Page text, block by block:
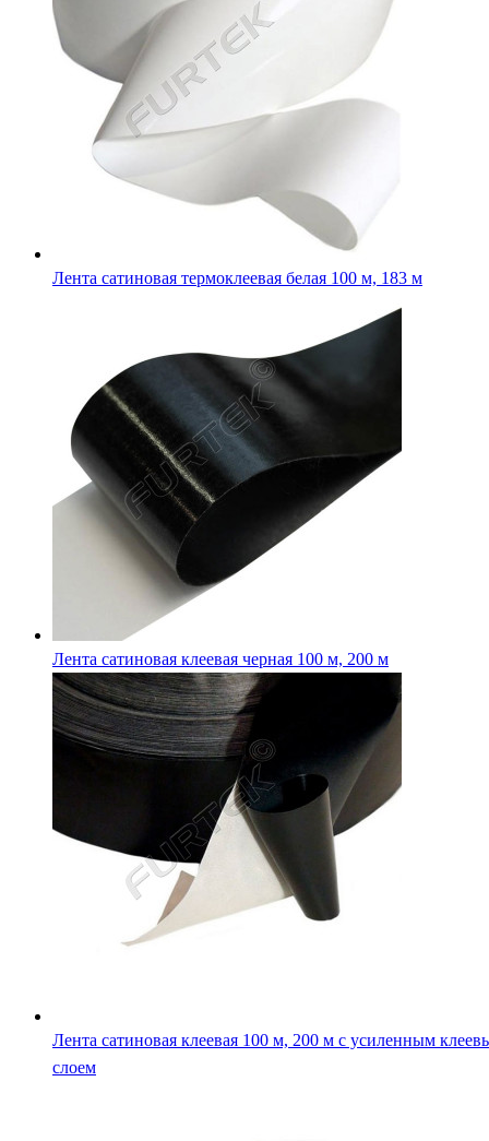
Лента сатиновая клеевая черная 100 м, 200 м
Лента сатиновая клеевая 100 м, 200 м с усиленным
слоем
Лента сатиновая клеевая белая с усиленным слоем 100 м,